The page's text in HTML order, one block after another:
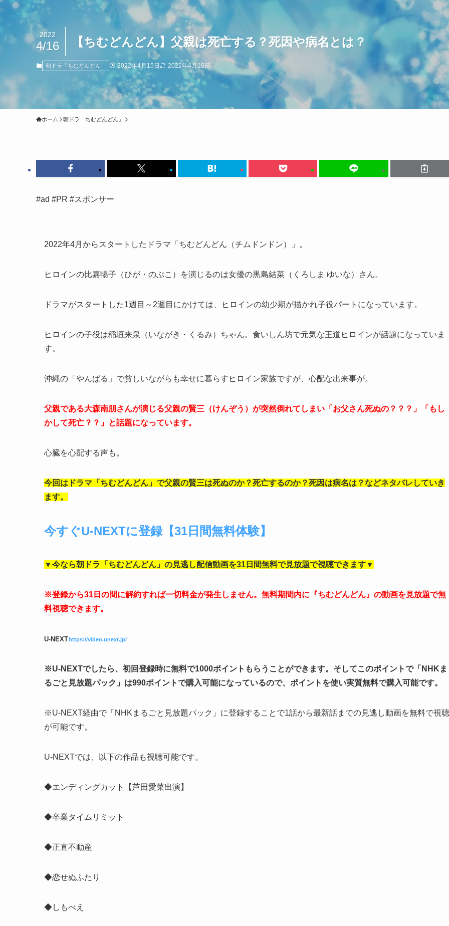
【ちむどんどん】父親は死亡する？死因や病名とは？
2022
4/16
朝ドラ「ちむどんどん」 2022年4月15日 2022年4月16日
ホーム 朝ドラ「ちむどんどん」
#ad #PR #スポンサー
2022年4月からスタートしたドラマ「ちむどんどん（チムドンドン）」。
ヒロインの比嘉暢子（ひが・のぶこ）を演じるのは女優の黒島結菜（くろしま ゆいな）さん。
ドラマがスタートした1週目～2週目にかけては、ヒロインの幼少期が描かれ子役パートになっています。
ヒロインの子役は稲垣来泉（いながき・くるみ）ちゃん。食いしん坊で元気な王道ヒロインが話題になっていま
す。
沖縄の「やんばる」で貧しいながらも幸せに暮らすヒロイン家族ですが、心配な出来事が。
父親である大森南朋さんが演じる父親の賢三（けんぞう）が突然倒れてしまい「お父さん死ぬの？？？」「もし
かして死亡？？」と話題になっています。
心臓を心配する声も。
今回はドラマ「ちむどんどん」で父親の賢三は死ぬのか？死亡するのか？死因は病名は？などネタバレしていき
ます。
今すぐU-NEXTに登録【31日間無料体験】
▼今なら朝ドラ「ちむどんどん」の見逃し配信動画を31日間無料で見放題で視聴できます▼
※登録から31日の間に解約すれば一切料金が発生しません。無料期間内に『ちむどんどん』の動画を見放題で無
料視聴できます。
U-NEXThttps://video.unext.jp/
※U-NEXTでしたら、初回登録時に無料で1000ポイントもらうことができます。そしてこのポイントで「NHKま
るごと見放題パック」は990ポイントで購入可能になっているので、ポイントを使い実質無料で購入可能です。
※U-NEXT経由で「NHKまるごと見放題パック」に登録することで1話から最新話までの見逃し動画を無料で視聴
が可能です。
U-NEXTでは、以下の作品も視聴可能です。
◆エンディングカット【芦田愛菜出演】
◆卒業タイムリミット
◆正直不動産
◆恋せぬふたり
◆しもべえ